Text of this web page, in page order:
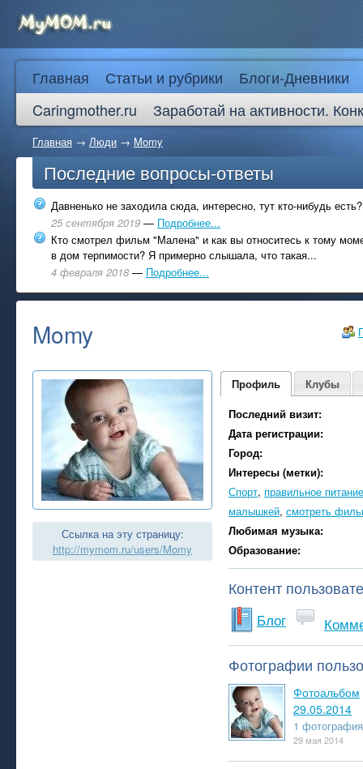
Главная Статьи и рубрики
Блоги-Дневники
Caringmother.ru
Заработай на активности.
Главная → Люди → Momy
Последние вопросы-ответы
Давненько не заходила сюда, интересно, тут кто-нибудь есть?
25 сентября 2019 — Подробнее...
Кто смотрел фильм "Малена" и как вы относитесь к тому
в дом терпимости? Я примерно слышала, что такая...
4 февраля 2018 — Подробнее...
Momy
Ссылка на эту страницу:
http://mymom.ru/users/Momy
Профиль
Клубы
Последний визит:
Дата регистрации:
Город:
Интересы (метки):
Спорт, правильное питание
малышкей, смотреть
Любимая музыка:
Образование:
Контент
Блог
Фотографии
Фотоальбом
29.05.2014
1 фотография
29 мая 2014